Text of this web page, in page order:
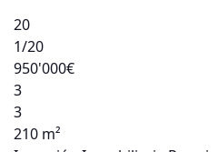
20
1/20
950'000€
3
3
210 m²